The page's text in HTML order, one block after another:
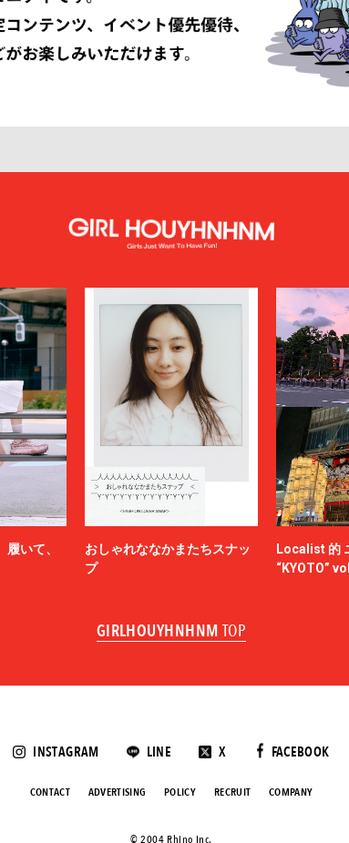
いて、
おしゃれななかまたちスナッ
プ
Localist 的
“KYOTO”
GIRLHOUYHNHNM TOP
INSTAGRAM LINE X FACEBOOK
CONTACT ADVERTISING POLICY RECRUIT COMPANY
©️ 2004 Rhino Inc.